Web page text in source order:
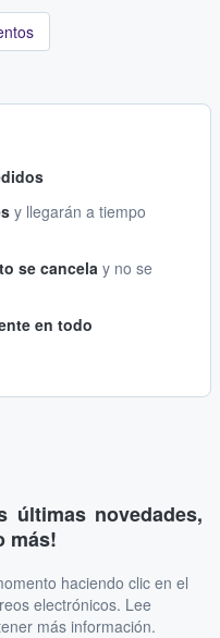
y llegarán a tiempo
se cancela y no se
en todo
últimas novedades,
más!
haciendo clic en el
electrónicos. Lee
más información.